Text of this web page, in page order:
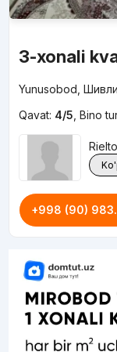
3-xonali
Yunusobod,
Qavat: 4/5 Bino
+998 (90)